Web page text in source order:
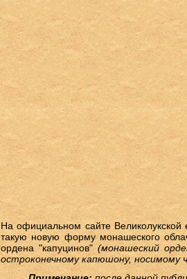
На официальном сайте
такую новую форму монашеского
ордена "капуцинов"(монашеский
остроконечному капюшону, носимому